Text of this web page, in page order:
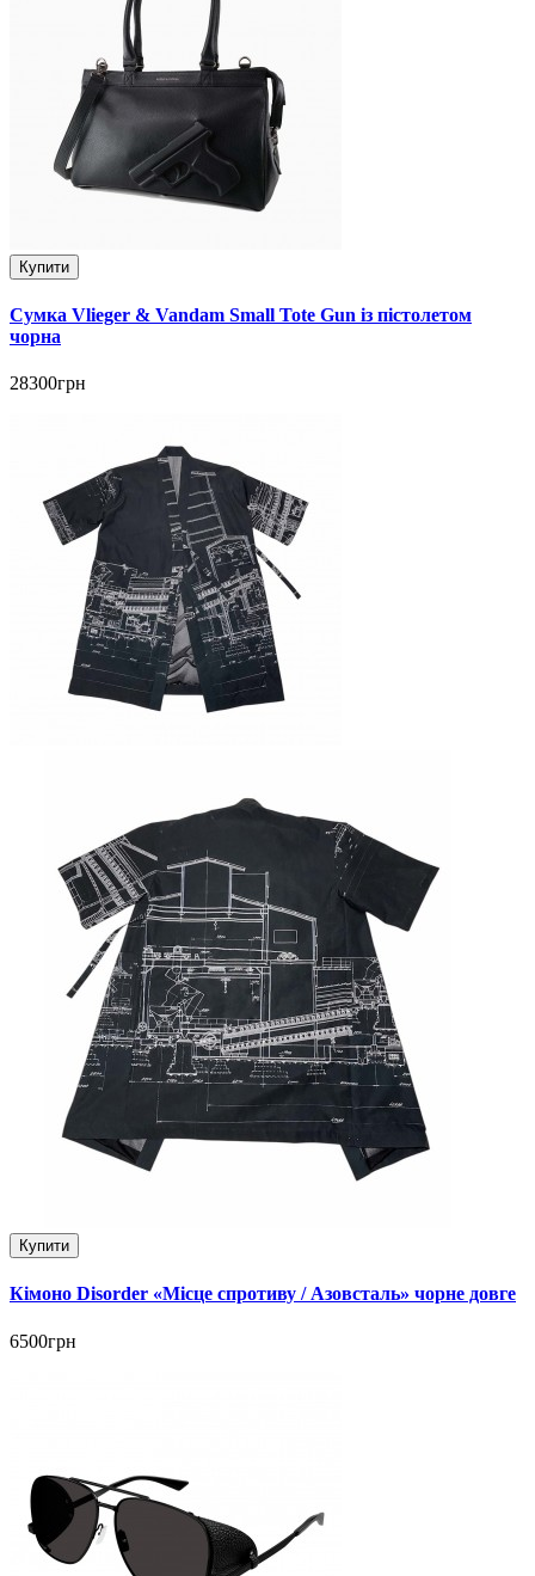
Купити
Сумка Vlieger & Vandam Small Tote Gun із пістолетом
чорна
28300грн
Купити
Кімоно Disorder «Місце спротиву / Азовсталь» чорне довге
6500грн